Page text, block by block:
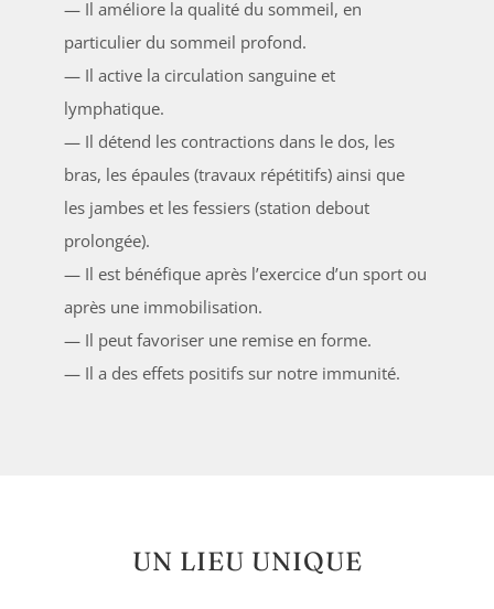
— Il améliore la qualité du sommeil, en
particulier du sommeil profond.
— Il active la circulation sanguine et
lymphatique.
— Il détend les contractions dans le dos, les
bras, les épaules (travaux répétitifs) ainsi que
les jambes et les fessiers (station debout
prolongée).
— Il est bénéfique après l’exercice d’un sport ou
après une immobilisation.
— Il peut favoriser une remise en forme.
— Il a des effets positifs sur notre immunité.
UN LIEU UNIQUE